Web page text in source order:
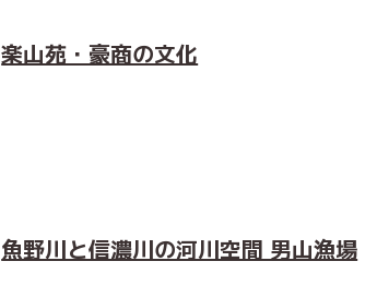
楽山苑・豪商の文化
魚野川と信濃川の河川空間 男山漁場